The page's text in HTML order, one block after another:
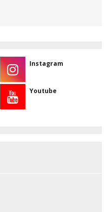
Instagram
Youtube